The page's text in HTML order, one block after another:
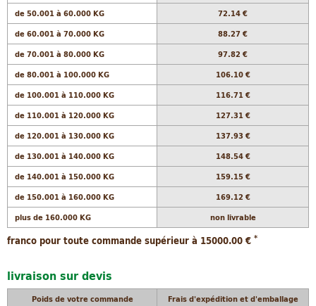
de 50.001 à 60.000 KG
72.14 €
de 60.001 à 70.000 KG
88.27 €
de 70.001 à 80.000 KG
97.82 €
de 80.001 à 100.000 KG
106.10 €
de 100.001 à 110.000 KG
116.71 €
de 110.001 à 120.000 KG
127.31 €
de 120.001 à 130.000 KG
137.93 €
de 130.001 à 140.000 KG
148.54 €
de 140.001 à 150.000 KG
159.15 €
de 150.001 à 160.000 KG
169.12 €
plus de 160.000 KG
non livrable
franco pour toute commande supérieur à 15000.00 € *
livraison sur devis
Poids de votre commande
Frais d'expédition et d'emballage